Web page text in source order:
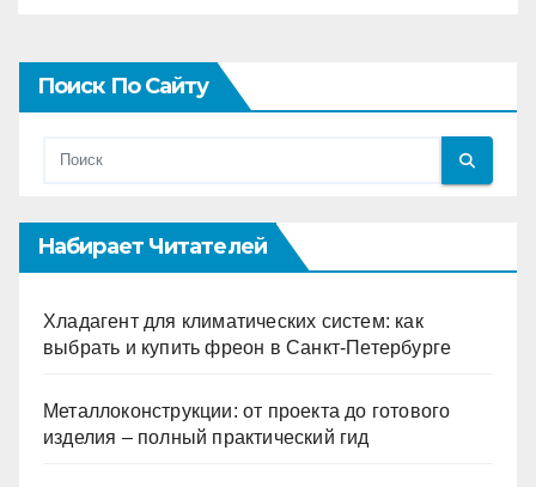
Поиск По Сайту
Набирает Читателей
Хладагент для климатических систем: как
выбрать и купить фреон в Санкт-Петербурге
Металлоконструкции: от проекта до готового
изделия – полный практический гид